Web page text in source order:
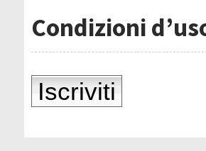
Condizioni
Iscriviti